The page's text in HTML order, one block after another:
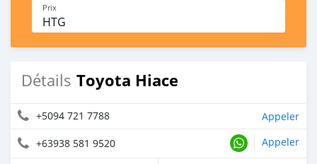
Prix
HTG
Détails Toyota Hiace
+5094 721 7788
Appeler
+63938 581 9520
Appeler